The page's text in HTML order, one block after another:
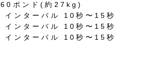
60 ポンド(約 27kg)
インターバル 10秒〜 15秒
インターバル 10秒〜 15秒
インターバル 10秒〜 15秒